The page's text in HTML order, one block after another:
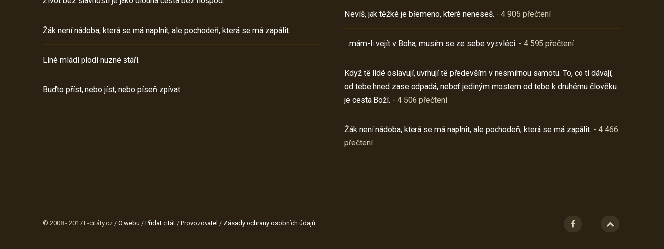
Žák není nádoba, která se má naplnit, ale pochodeň, která se má zapálit.
Líné mládí plodí nuzné stáří.
Buďto příst, nebo jíst, nebo píseň zpívat.
Nevíš, jak těžké je břemeno, které neneseš. - 4 905 přečtení
…mám-li vejít v Boha, musím se ze sebe vysvléci. - 4 595 přečtení
Když tě lidé oslavují, uvrhují tě především v nesmírnou samotu. To, co ti dávají,
od tebe hned zase odpadá, neboť jediným mostem od tebe k druhému člověku
je cesta Boží. - 4 506 přečtení
Žák není nádoba, která se má naplnit, ale pochodeň, která se má zapálit. - 4 466
přečtení
© 2008 - 2017 E-citáty.cz / O webu / Přidat citát / Provozovatel / Zásady ochrany osobních údajů